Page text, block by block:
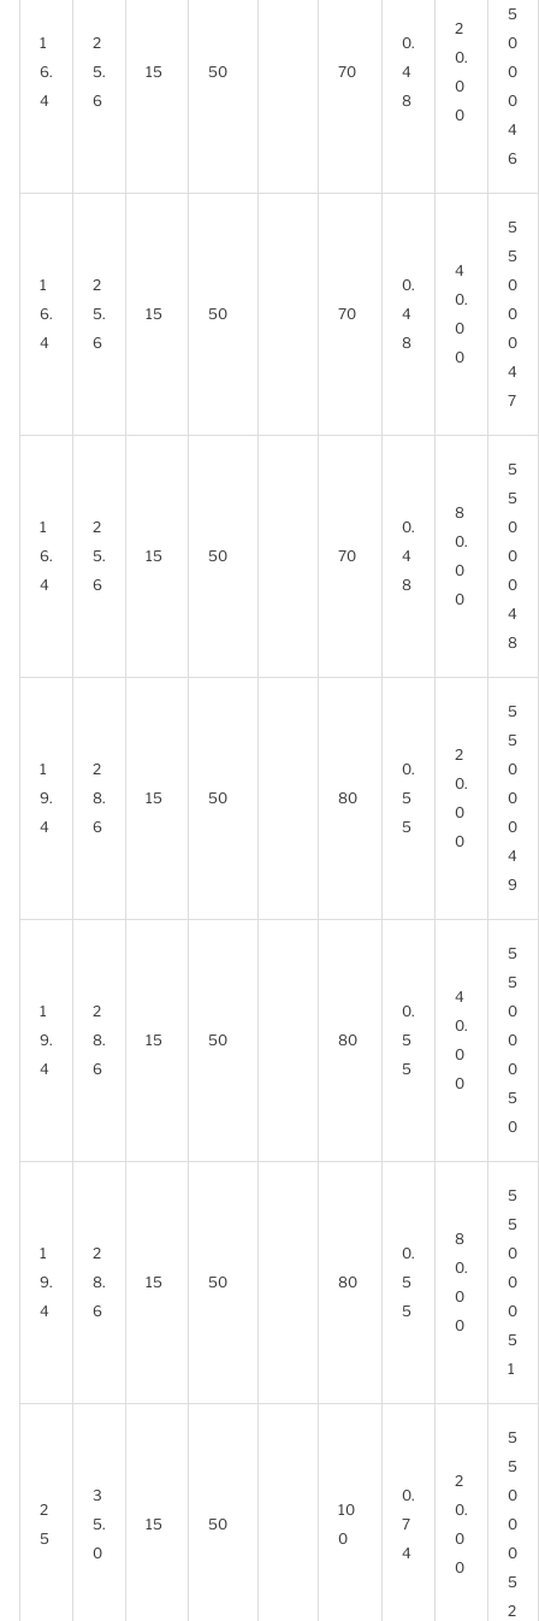
1
6.
4
2
5.
6
15 50 70
0.
4
8
2
0.
0
0
5
0
0
0
4
6
1
6.
4
2
5.
6
15 50 70
0.
4
8
4
0.
0
0
5
5
0
0
0
4
7
1
6.
4
2
5.
6
15 50 70
0.
4
8
8
0.
0
0
5
5
0
0
0
4
8
1
9.
4
2
8.
6
15 50 80
0.
5
5
2
0.
0
0
5
5
0
0
0
4
9
1
9.
4
2
8.
6
15 50 80
0.
5
5
4
0.
0
0
5
5
0
0
0
5
0
1
9.
4
2
8.
6
15 50 80
0.
5
5
8
0.
0
0
5
5
0
0
0
5
1
2
5
3
5.
0
15 50
10
0
0.
7
4
2
0.
0
0
5
5
0
0
0
5
2